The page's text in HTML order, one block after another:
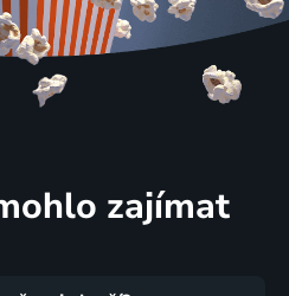
zajímat